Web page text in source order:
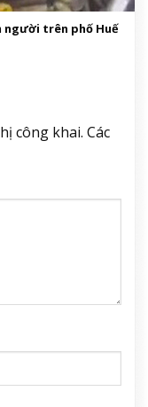
người trên phố Huế
công khai. Các